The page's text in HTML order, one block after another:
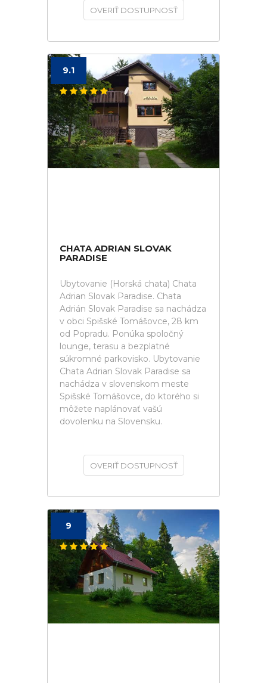
OVERIŤ DOSTUPNOSŤ
9.1
CHATA ADRIAN SLOVAK
PARADISE
Ubytovanie (Horská chata) Chata
Adrian Slovak Paradise. Chata
Adrián Slovak Paradise sa nachádza
v obci Spišské Tomášovce, 28 km
od Popradu. Ponúka spoločný
lounge, terasu a bezplatné
súkromné parkovisko. Ubytovanie
Chata Adrian Slovak Paradise sa
nachádza v slovenskom meste
Spišské Tomášovce, do ktorého si
môžete naplánovať vašú
dovolenku na Slovensku.
OVERIŤ DOSTUPNOSŤ
9